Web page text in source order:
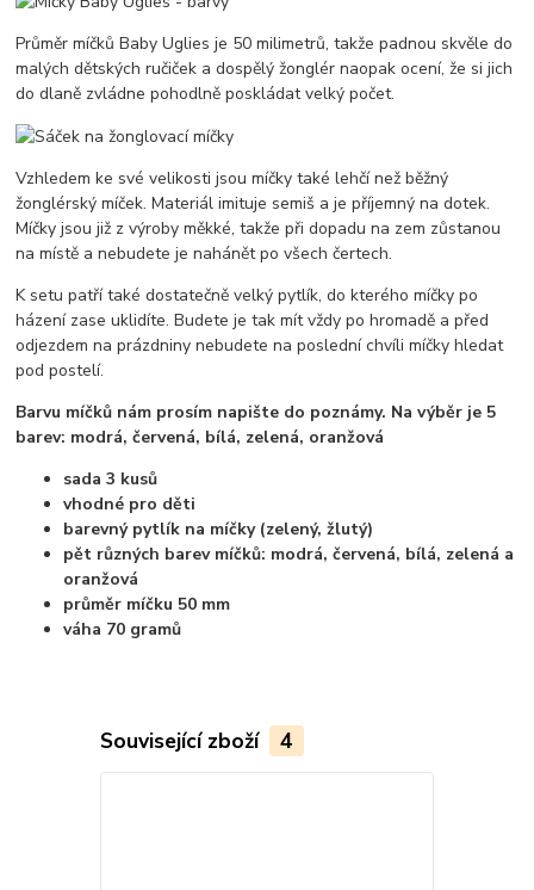
Průměr míčků Baby Uglies je 50 milimetrů, takže padnou skvěle do
malých dětských ručiček a dospělý žonglér naopak ocení, že si jich
do dlaně zvládne pohodlně poskládat velký počet.
Vzhledem ke své velikosti jsou míčky také lehčí než běžný
žonglérský míček. Materiál imituje semiš a je příjemný na dotek.
Míčky jsou již z výroby měkké, takže při dopadu na zem zůstanou
na místě a nebudete je nahánět po všech čertech.
K setu patří také dostatečně velký pytlík, do kterého míčky po
házení zase uklidíte. Budete je tak mít vždy po hromadě a před
odjezdem na prázdniny nebudete na poslední chvíli míčky hledat
pod postelí.
Barvu míčků nám prosím napište do poznámy. Na výběr je 5
barev: modrá, červená, bílá, zelená, oranžová
sada 3 kusů
vhodné pro děti
barevný pytlík na míčky (zelený, žlutý)
pět různých barev míčků: modrá, červená, bílá, zelená a
oranžová
průměr míčku 50 mm
váha 70 gramů
Související zboží 4